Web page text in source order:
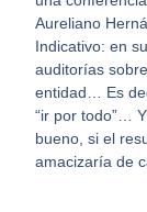
Aureliano
Indicativo: en
auditorías
entidad… Es
“ir por todo”…
bueno, si el
amacizaría de